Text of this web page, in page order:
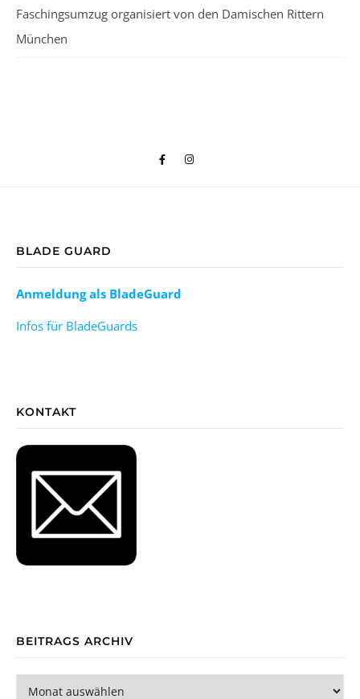
Faschingsumzug organisiert von den Damischen Rittern
München
BLADE GUARD
Anmeldung als BladeGuard
Infos für BladeGuards
KONTAKT
BEITRAGS ARCHIV
Beitrags Archiv